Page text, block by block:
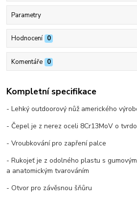
Parametry
Hodnocení 0
Komentáře 0
Kompletní specifikace
- Lehký outdoorový nůž amerického
- Čepel je z nerez oceli 8Cr13MoV o
- Vroubkování pro zapření palce
- Rukojeť je z odolného plastu s
a anatomickým tvarováním
- Otvor pro závěsnou šňůru